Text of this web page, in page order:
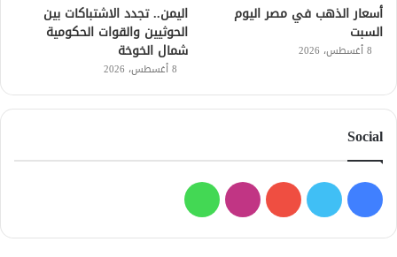
أسعار الذهب في مصر اليوم
السبت
8 أغسطس، 2026
اليمن.. تجدد الاشتباكات بين
الحوثيين والقوات الحكومية
شمال الخوخة
8 أغسطس، 2026
Social
فيسبوك
تويتر يوتيوبانستقرامواتساب